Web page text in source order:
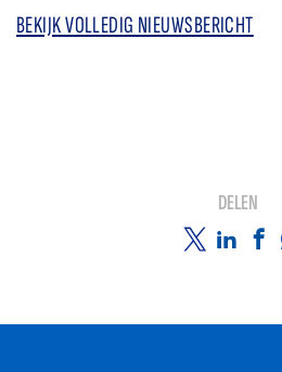
BEKIJK VOLLEDIG NIEUWSBERICHT
DELEN